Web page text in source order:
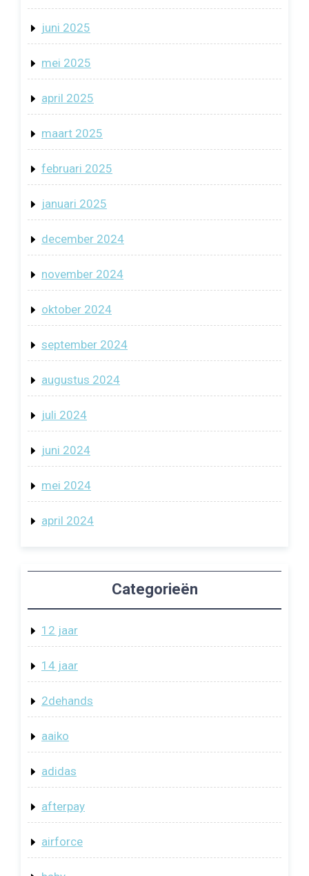
juni 2025
mei 2025
april 2025
maart 2025
februari 2025
januari 2025
december 2024
november 2024
oktober 2024
september 2024
augustus 2024
juli 2024
juni 2024
mei 2024
april 2024
Categorieën
12 jaar
14 jaar
2dehands
aaiko
adidas
afterpay
airforce